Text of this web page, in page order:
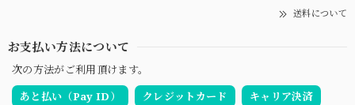
送料について
お支払い方法について
次の方法がご利用頂けます。
あと払い（Pay ID）
クレジットカード キャリア決済